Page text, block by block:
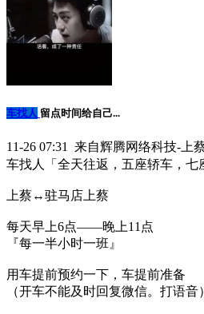
车找人 留点时间给自己...
11-26 07:31 来自辉腾网络科技-上
车找人「全天往返，五座轿车，七
上蔡↔️驻马店上蔡
每天早上6点——晚上11点
『每一半小时一班』
用车提前预约一下，车提前准备
（开车不能及时回复微信。打语音）